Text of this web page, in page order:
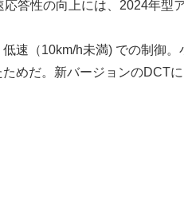
答性の向上には、2024年型
速（10km/h未満) での制御
めだ。新バージョンのDCT